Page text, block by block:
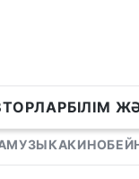
БІЛІМ
МУЗЫКАКИНО